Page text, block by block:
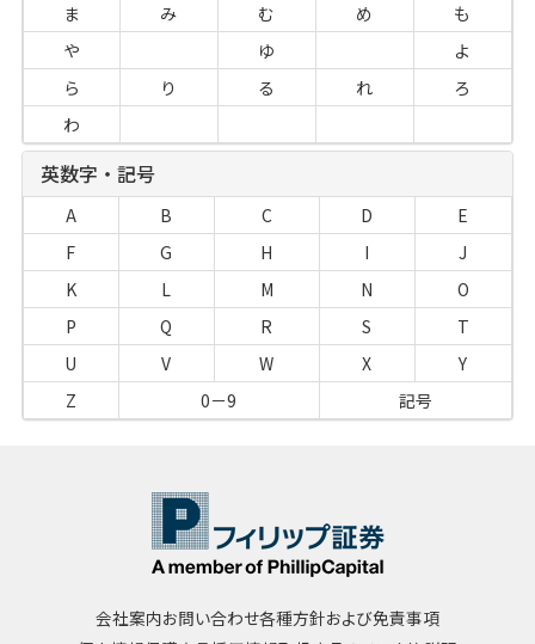
ま
み む め
も
や
ゆ
よ
ら
り る れ
ろ
わ
英数字・記号
A B C D
E
F
G H I
J
K
L M N
O
P
Q R S
T
U
V W X
Y
Z
0－9 記号
会社案内お問い合わせ各種方針および免責事項